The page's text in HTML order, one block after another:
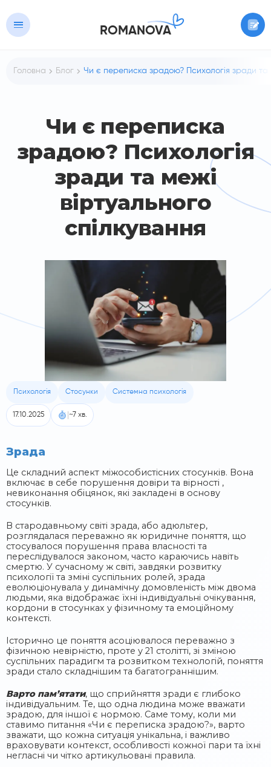
ROMANOVA
Головна Блог Чи є переписка зрадою? Психологія зради та
Чи є переписка
зрадою? Психологія
зради та межі
віртуального
спілкування
Психологія Стосунки Системна психологія
17.10.2025 ~7 хв.
Зрада
Це складний аспект міжособистісних стосунків. Вона
включає в себе порушення довіри та вірності ,
невиконання обіцянок, які закладені в основу
стосунків.
В стародавньому світі зрада, або адюльтер,
розглядалася переважно як юридичне поняття, що
стосувалося порушення права власності та
переслідувалося законом, часто караючись навіть
смертю. У сучасному ж світі, завдяки розвитку
психології та зміні суспільних ролей, зрада
еволюціонувала у динамічну домовленість між двома
людьми, яка відображає їхні індивідуальні очікування,
кордони в стосунках у фізичному та емоційному
контексті.
Історично це поняття асоціювалося переважно з
фізичною невірністю, проте у 21 столітті, зі зміною
суспільних парадигм та розвитком технологій, поняття
зради стало складнішим та багатограннішим.
Варто пам’ятати, що сприйняття зради є глибоко
індивідуальним. Те, що одна людина може вважати
зрадою, для іншої є нормою. Саме тому, коли ми
ставимо питання «Чи є переписка зрадою?», варто
зважати, що кожна ситуація унікальна, і важливо
враховувати контекст, особливості кожної пари та їхні
негласні чи чітко артикульовані правила.